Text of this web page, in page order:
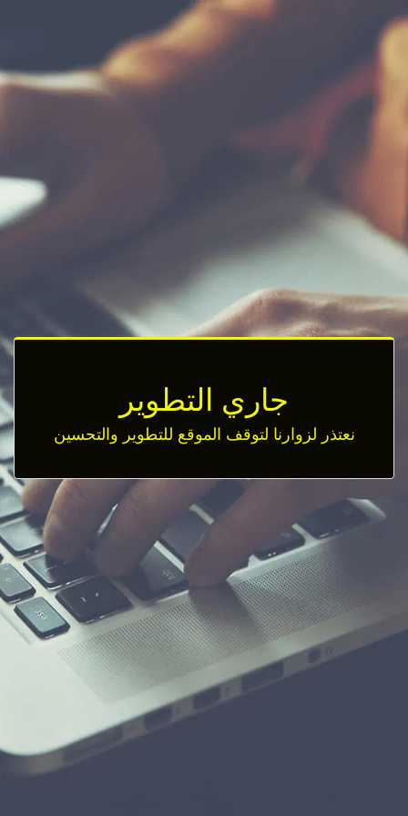
جاري التطوير
نعتذر لزوارنا لتوقف الموقع للتطوير والتحسين